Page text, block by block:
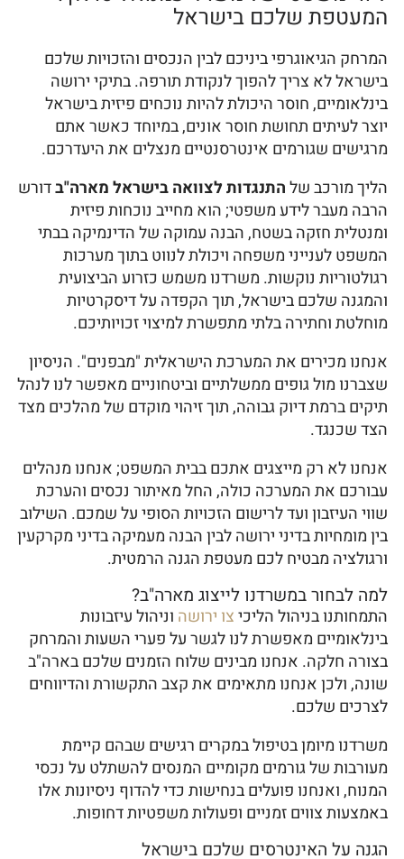
המעטפת שלכם בישראל
המרחק הגיאוגרפי ביניכם לבין הנכסים והזכויות שלכם
בישראל לא צריך להפוך לנקודת תורפה. בתיקי ירושה
בינלאומיים, חוסר היכולת להיות נוכחים פיזית בישראל
יוצר לעיתים תחושת חוסר אונים, במיוחד כאשר אתם
מרגישים שגורמים אינטרסנטיים מנצלים את היעדרכם.
הליך מורכב שלהתנגדות לצוואה בישראל מארה"בדורש
הרבה מעבר לידע משפטי; הוא מחייב נוכחות פיזית
ומנטלית חזקה בשטח, הבנה עמוקה של הדינמיקה בבתי
המשפט לענייני משפחה ויכולת לנווט בתוך מערכות
רגולטוריות נוקשות. משרדנו משמש כזרוע הביצועית
והמגנה שלכם בישראל, תוך הקפדה על דיסקרטיות
מוחלטת וחתירה בלתי מתפשרת למיצוי זכויותיכם.
אנחנו מכירים את המערכת הישראלית "מבפנים". הניסיון
שצברנו מול גופים ממשלתיים וביטחוניים מאפשר לנו לנהל
תיקים ברמת דיוק גבוהה, תוך זיהוי מוקדם של מהלכים מצד
הצד שכנגד.
אנחנו לא רק מייצגים אתכם בבית המשפט; אנחנו מנהלים
עבורכם את המערכה כולה, החל מאיתור נכסים והערכת
שווי העיזבון ועד לרישום הזכויות הסופי על שמכם. השילוב
בין מומחיות בדיני ירושה לבין הבנה מעמיקה בדיני מקרקעין
ורגולציה מבטיח לכם מעטפת הגנה הרמטית.
למה לבחור במשרדנו לייצוג מארה"ב?
התמחותנו בניהול הליכיצו ירושה וניהול עיזבונות
בינלאומיים מאפשרת לנו לגשר על פערי השעות והמרחק
בצורה חלקה. אנחנו מבינים שלוח הזמנים שלכם בארה"ב
שונה, ולכן אנחנו מתאימים את קצב התקשורת והדיווחים
לצרכים שלכם.
משרדנו מיומן בטיפול במקרים רגישים שבהם קיימת
מעורבות של גורמים מקומיים המנסים להשתלט על נכסי
המנוח, ואנחנו פועלים בנחישות כדי להדוף ניסיונות אלו
באמצעות צווים זמניים ופעולות משפטיות דחופות.
הגנה על האינטרסים שלכם בישראל